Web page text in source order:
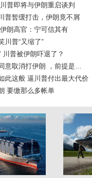
普即将与伊朗重启谈判
普暂缓打击，伊朗竟不屑
朗高官：宁可信其有
川普“又缩了”
川普被伊朗吓退了？
意取消打伊朗 ，前提是…
此这般 逼川普付出最大代价
要缴那么多帐单